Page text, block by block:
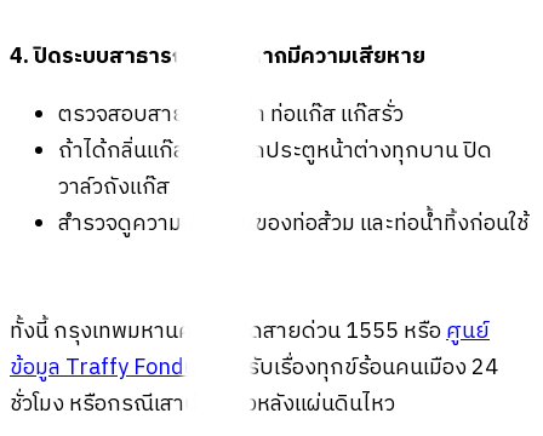
4. ปิดระบบสาธารณูปโภค หากมีความเสียหาย
ตรวจสอบสายไฟ ท่อน้ำ ท่อแก๊สแก๊สรั่ว
ถ้าได้กลิ่นแก๊สรั่ว ให้เปิดประตูหน้าต่างทุกบานปิด
วาล์วถังแก๊ส
สำรวจดูความเสียหายของท่อส้วม และท่อน้ำทิ้งก่อนใช้
ทั้งนี้ กรุงเทพมหานครได้เปิดสายด่วน 1555 หรือศูนย์
ข้อมูล Traffy Fondue
เพื่อรับเรื่องทุกข์ร้อนคนเมือง 24
ชั่วโมง หรือกรณีเสาบ้านร้าวหลังแผ่นดินไหว